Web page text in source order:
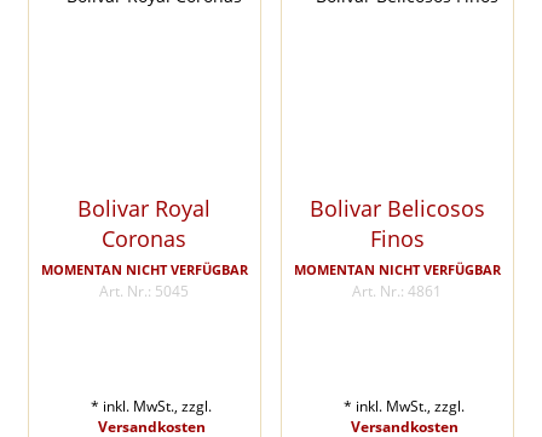
Bolivar Royal
Coronas
MOMENTAN NICHT VERFÜGBAR
Art. Nr.: 5045
* inkl. MwSt., zzgl.
Versandkosten
Bolivar Belicosos
Finos
MOMENTAN NICHT VERFÜGBAR
Art. Nr.: 4861
* inkl. MwSt., zzgl.
Versandkosten